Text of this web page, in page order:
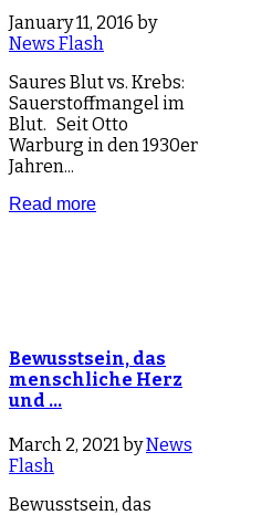
January 11, 2016 by
News Flash
Saures Blut vs. Krebs:
Sauerstoffmangel im
Blut. Seit Otto
Warburg in den 1930er
Jahren...
Read more
Bewusstsein, das
menschliche Herz
und …
March 2, 2021 byNews
Flash
Bewusstsein, das